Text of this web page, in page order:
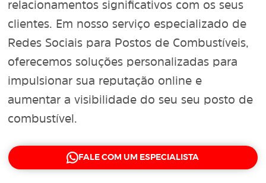
relacionamentos significativos com os seus
clientes. Em nosso serviço especializado de
Redes Sociais para Postos de Combustíveis,
oferecemos soluções personalizadas para
impulsionar sua reputação online e
aumentar a visibilidade do seu seu posto de
combustível.
FALE COM UM ESPECIALISTA